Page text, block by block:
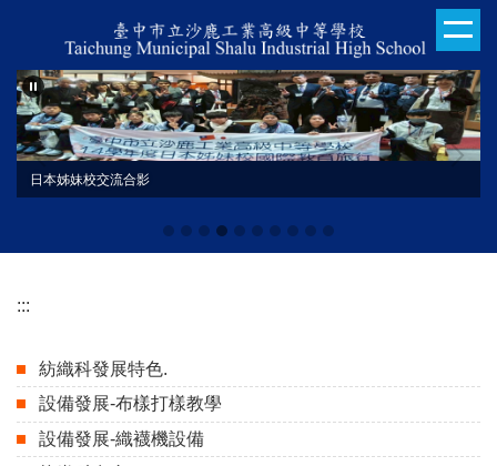
主
要
內
容
日本姊妹校交流合影
113學年度技藝競賽
:::
紡織科發展特色.
設備發展-布樣打樣教學
設備發展-織襪機設備